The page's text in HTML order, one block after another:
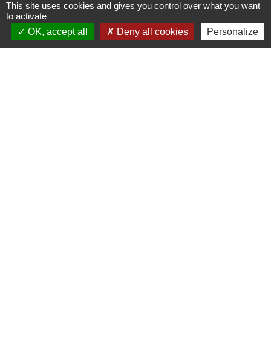
Liens
Fougères Agglomération
This site uses cookies and gives you control over what you want
to activate
OK, accept all
Deny all cookies Personalize